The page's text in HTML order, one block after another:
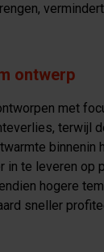
ontwerp
met
terwijl
binnenin
in te leveren op
hogere
sneller